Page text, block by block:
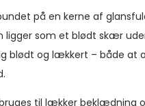
på en kerne af
ligger som et blødt skær
blødt og lækkert – både at
til lækker beklædning